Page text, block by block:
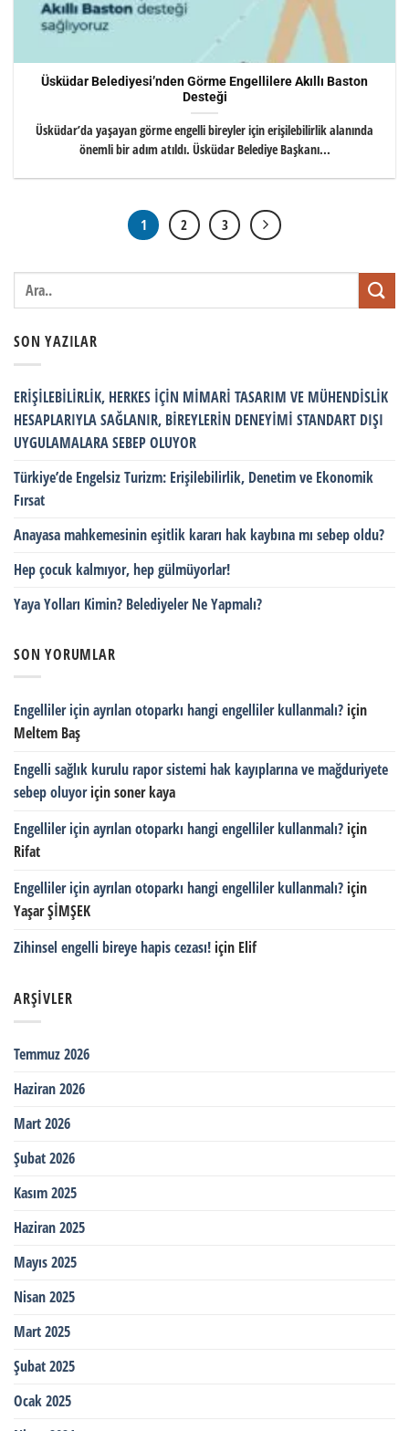
Üsküdar Belediyesi’nden Görme Engellilere Akıllı Baston
Desteği
Üsküdar’da yaşayan görme engelli bireyler için erişilebilirlik alanında
önemli bir adım atıldı. Üsküdar Belediye Başkanı...
1 2 3
SON YAZILAR
ERİŞİLEBİLİRLİK, HERKES İÇİN MİMARİ TASARIM VE MÜHENDİSLİK
HESAPLARIYLA SAĞLANIR, BİREYLERİN DENEYİMİ STANDART DIŞI
UYGULAMALARA SEBEP OLUYOR
Türkiye’de Engelsiz Turizm: Erişilebilirlik, Denetim ve Ekonomik
Fırsat
Anayasa mahkemesinin eşitlik kararı hak kaybına mı sebep oldu?
Hep çocuk kalmıyor, hep gülmüyorlar!
Yaya Yolları Kimin? Belediyeler Ne Yapmalı?
SON YORUMLAR
Engelliler için ayrılan otoparkı hangi engelliler kullanmalı? için
Meltem Baş
Engelli sağlık kurulu rapor sistemi hak kayıplarına ve mağduriyete
sebep oluyoriçinsoner kaya
Engelliler için ayrılan otoparkı hangi engelliler kullanmalı? için
Rifat
Engelliler için ayrılan otoparkı hangi engelliler kullanmalı? için
Yaşar ŞİMŞEK
Zihinsel engelli bireye hapis cezası! için Elif
ARŞIVLER
Temmuz 2026
Haziran 2026
Mart 2026
Şubat 2026
Kasım 2025
Haziran 2025
Mayıs 2025
Nisan 2025
Mart 2025
Şubat 2025
Ocak 2025